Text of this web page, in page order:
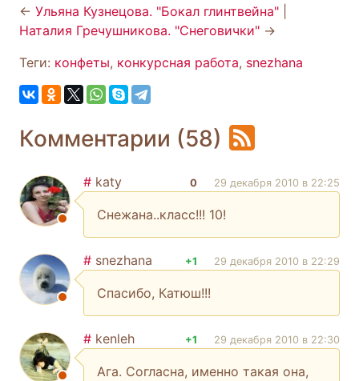
← Ульяна Кузнецова. "Бокал глинтвейна"
Наталия Гречушникова. "Снеговички" →
Теги: конфеты, конкурсная работа, snezhana
Комментарии (58)
# katy 0 29 декабря 2010 в 22:25
Снежана..класс!!! 10!
# snezhana +1 29 декабря 2010 в 22:29
Спасибо, Катюш!!!
# kenleh +1 29 декабря 2010 в 22:30
Ага. Согласна, именно такая она,